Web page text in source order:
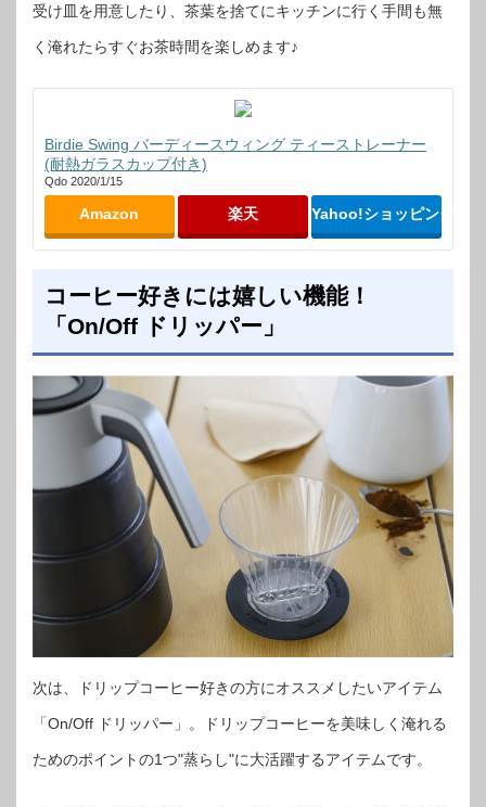
受け皿を用意したり、茶葉を捨てにキッチンに行く手間も無
く淹れたらすぐお茶時間を楽しめます♪
Birdie Swing バーディースウィング ティーストレーナー
(耐熱ガラスカップ付き)
Qdo 2020/1/15
Amazon 楽天 Yahoo!ショッピング
コーヒー好きには嬉しい機能！
「On/Off ドリッパー」
次は、ドリップコーヒー好きの方にオススメしたいアイテム
「On/Off ドリッパー」。ドリップコーヒーを美味しく淹れる
ためのポイントの1つ"蒸らし"に大活躍するアイテムです。